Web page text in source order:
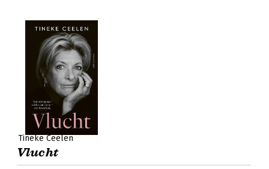
Tineke Ceelen
Vlucht